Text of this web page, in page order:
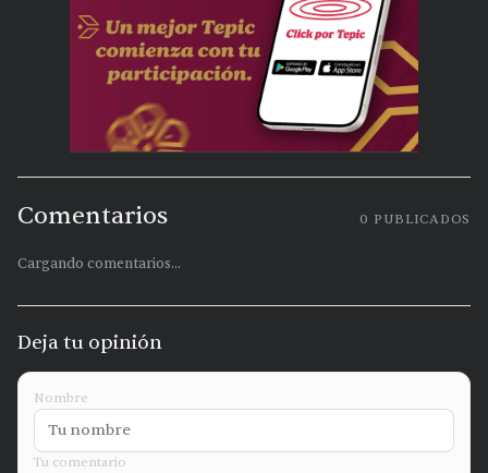
Comentarios 0 PUBLICADOS
Cargando comentarios...
Deja tu opinión
Nombre
Tu comentario